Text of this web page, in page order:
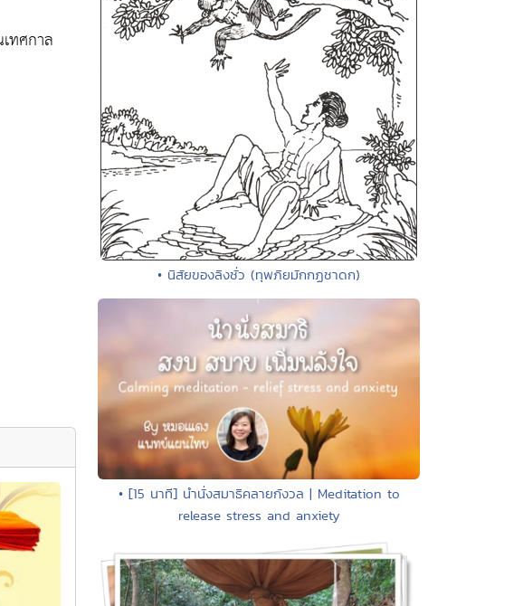
ทศกาล
• นิสัยของลิงชั่ว (ทุพภิยมักกฏชาดก)
• [15 นาที] นำนั่งสมาธิคลายกังวล | Meditation to
release stress and anxiety